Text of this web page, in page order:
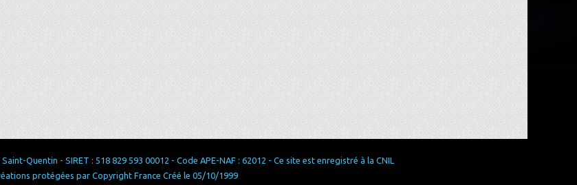
Quentin - SIRET : 518 829 593 00012 - Code APE-NAF : 62012 - Ce site est enregistré à la CNIL
protégées par Copyright France Créé le 05/10/1999